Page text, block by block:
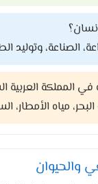
الصناعة، وتوليد
في المملكة العربية
مياه الأمطار،
والحيوان